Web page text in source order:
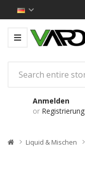
Anmelden
or Registrierung
Liquid & Mischen